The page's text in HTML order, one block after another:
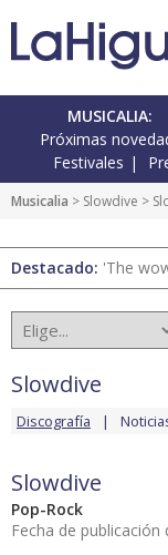
MUSICALIA:
Próximas
Festivales
Musicalia > Slowdive >
Destacado: 'The
Slowdive
Discografía
Slowdive
Pop-Rock
Fecha de publicación